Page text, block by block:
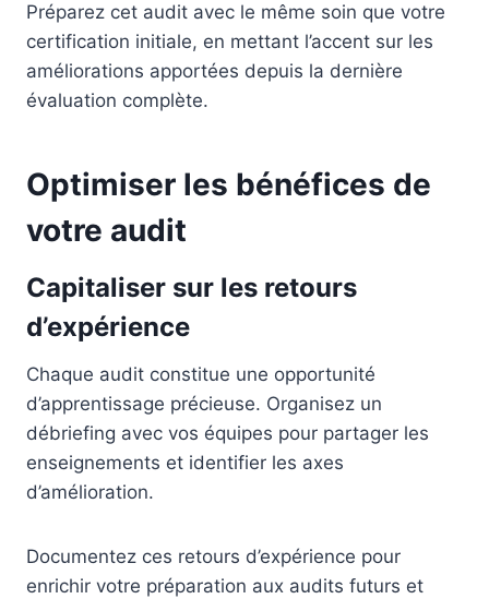
Préparez cet audit avec le même soin que votre
certification initiale, en mettant l’accent sur les
améliorations apportées depuis la dernière
évaluation complète.
Optimiser les bénéfices de
votre audit
Capitaliser sur les retours
d’expérience
Chaque audit constitue une opportunité
d’apprentissage précieuse. Organisez un
débriefing avec vos équipes pour partager les
enseignements et identifier les axes
d’amélioration.
Documentez ces retours d’expérience pour
enrichir votre préparation aux audits futurs et